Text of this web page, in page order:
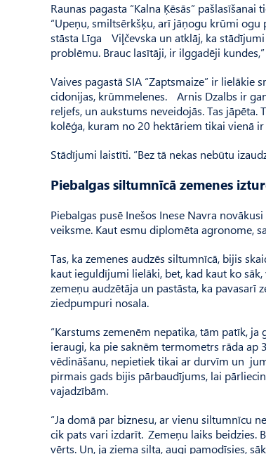
Raunas pagasta “Kalna Ķēsās”
“Upeņu, smiltsērkšķu, arī jāņ­ogu krūmi
stāsta Līga Viļčevska un atklāj, ka
problēmu. Brauc lasītāji, ir ilg­gadēji
Vaives pagastā SIA “Zapts­maize” ir
cidonijas, krūmmelenes. Arnis Dzalbs ir
reljefs, un aukstums neveidojās. Tas
kolēģa, kuram no 20 hektāriem tikai vienā
Stādījumi laistīti. “Bez tā nekas nebūtu
Piebalgas siltumnīcā zemenes
Piebalgas pusē Inešos Inese Navra
veiksme. Kaut esmu diplomēta agronome,
Tas, ka zemenes audzēs siltumnīcā, bijis
kaut ieguldījumi lielāki, bet, kad kaut ko
zemeņu audzētāja un pastāsta, ka pavasarī
ziedpumpuri nosala.
“Karstums zemenēm nepatika, tām patīk,
ieraugi, ka pie saknēm termometrs rāda ap
vēdināšanu, nepietiek tikai ar durvīm un
pirmais gads bijis pārbaudījums, lai
vajadzībām.
“Ja domā par biznesu, ar vienu siltumnīcu
cik pats vari izdarīt. Zemeņu laiks beidzies.
vērts. Un, ja ziema silta, augi pamodīsies,